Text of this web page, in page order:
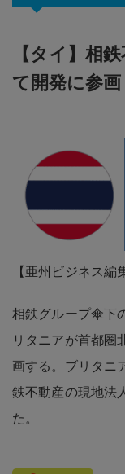
【タイ】相
て開発に参画
【亜州ビジネス編
相鉄グループ傘下
リタニアが首都圏
画する。ブリタニ
鉄不動産の現地法
た。